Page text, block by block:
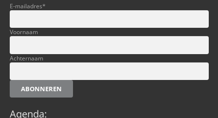
E-mailadres*
Voornaam
Achternaam
ABONNEREN
Agenda: